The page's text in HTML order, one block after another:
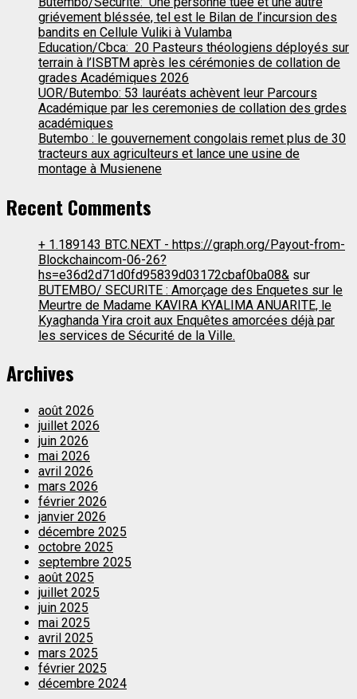
griévement bléssée, tel est le Bilan de l’incursion des
bandits en Cellule Vuliki à Vulamba
Education/Cbca: 20 Pasteurs théologiens déployés sur
terrain à l’ISBTM après les cérémonies de collation de
grades Académiques 2026
UOR/Butembo: 53 lauréats achèvent leur Parcours
Académique par les ceremonies de collation des grdes
académiques
Butembo : le gouvernement congolais remet plus de 30
tracteurs aux agriculteurs et lance une usine de
montage à Musienene
Recent Comments
+ 1.189143 BTC.NEXT - https://graph.org/Payout-from-
Blockchaincom-06-26?
hs=e36d2d71d0fd95839d03172cbaf0ba08& sur
BUTEMBO/ SECURITE : Amorçage des Enquetes sur le
Meurtre de Madame KAVIRA KYALIMA ANUARITE, le
Kyaghanda Yira croit aux Enquêtes amorcées déjà par
les services de Sécurité de la Ville.
Archives
août 2026
juillet 2026
juin 2026
mai 2026
avril 2026
mars 2026
février 2026
janvier 2026
décembre 2025
octobre 2025
septembre 2025
août 2025
juillet 2025
juin 2025
mai 2025
avril 2025
mars 2025
février 2025
décembre 2024